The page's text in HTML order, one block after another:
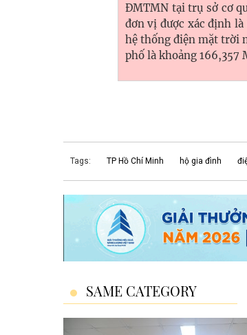
ĐMTMN tại trụ sở cơ
đơn vị được xác định
hệ thống điện mặt trời
phố là khoảng 166,357
Tags: TP Hồ Chí Minh hộ gia đình
SAME CATEGORY